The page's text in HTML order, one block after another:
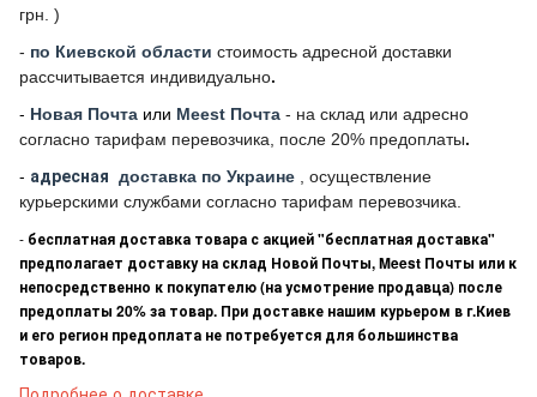
грн. )
- по Киевской области стоимость адресной доставки
рассчитывается индивидуально.
- Новая Почта или Meest Почта - на склад или адресно
согласно тарифам перевозчика, после 20% предоплаты.
- адресная доставка по Украине
, осуществление
курьерскими службами согласно тарифам перевозчика.
- бесплатная доставка товара с акцией "бесплатная доставка"
предполагает доставку на склад Новой Почты, Meest Почты или к
непосредственно к покупателю (на усмотрение продавца) после
предоплаты 20% за товар. При доставке нашим курьером в г.Киев
и его регион предоплата не потребуется для большинства
товаров.